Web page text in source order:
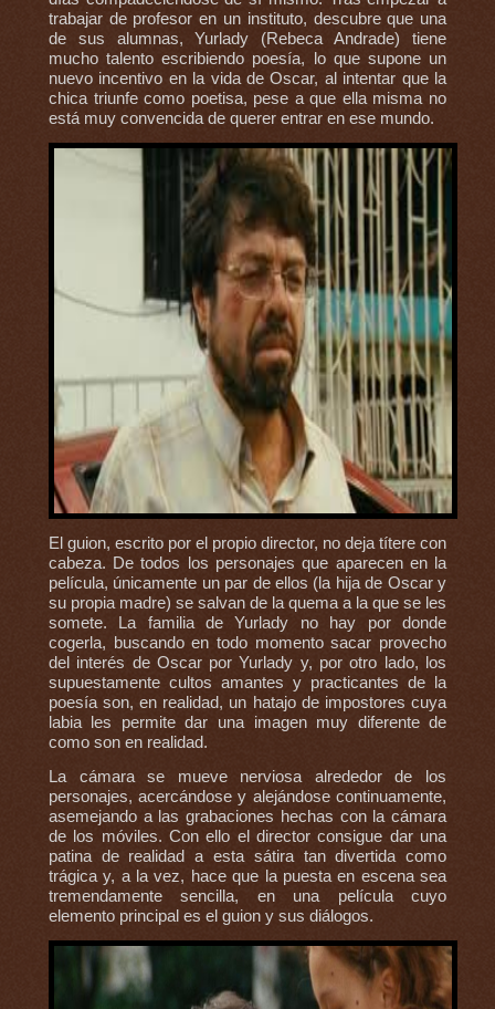
trabajar de profesor en un instituto, descubre que una
de sus alumnas, Yurlady (Rebeca Andrade) tiene
mucho talento escribiendo poesía, lo que supone un
nuevo incentivo en la vida de Oscar, al intentar que la
chica triunfe como poetisa, pese a que ella misma no
está muy convencida de querer entrar en ese mundo.
El guion, escrito por el propio director, no deja títere con
cabeza. De todos los personajes que aparecen en la
película, únicamente un par de ellos (la hija de Oscar y
su propia madre) se salvan de la quema a la que se les
somete. La familia de Yurlady no hay por donde
cogerla, buscando en todo momento sacar provecho
del interés de Oscar por Yurlady y, por otro lado, los
supuestamente cultos amantes y practicantes de la
poesía son, en realidad, un hatajo de impostores cuya
labia les permite dar una imagen muy diferente de
como son en realidad.
La cámara se mueve nerviosa alrededor de los
personajes, acercándose y alejándose continuamente,
asemejando a las grabaciones hechas con la cámara
de los móviles. Con ello el director consigue dar una
patina de realidad a esta sátira tan divertida como
trágica y, a la vez, hace que la puesta en escena sea
tremendamente sencilla, en una película cuyo
elemento principal es el guion y sus diálogos.